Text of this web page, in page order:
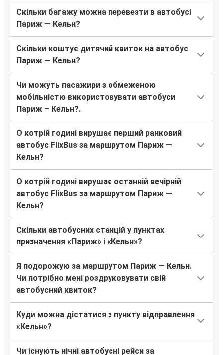
Скільки багажу можна перевезти в автобусі
Париж — Кельн?
Скільки коштує дитячий квиток на автобус
Париж — Кельн?
Чи можуть пасажири з обмеженою
мобільністю використовувати автобуси
Париж – Кельн?.
О котрій годині вирушає перший ранковий
автобус FlixBus за маршрутом Париж —
Кельн?
О котрій годині вирушає останній вечірній
автобус FlixBus за маршрутом Париж —
Кельн?
Скільки автобусних станцій у пунктах
призначення «Париж» і «Кельн»?
Я подорожую за маршрутом Париж — Кельн.
Чи потрібно мені роздруковувати свій
автобусний квиток?
Куди можна дістатися з пункту відправлення
«Кельн»?
Чи існують нічні автобусні рейси за